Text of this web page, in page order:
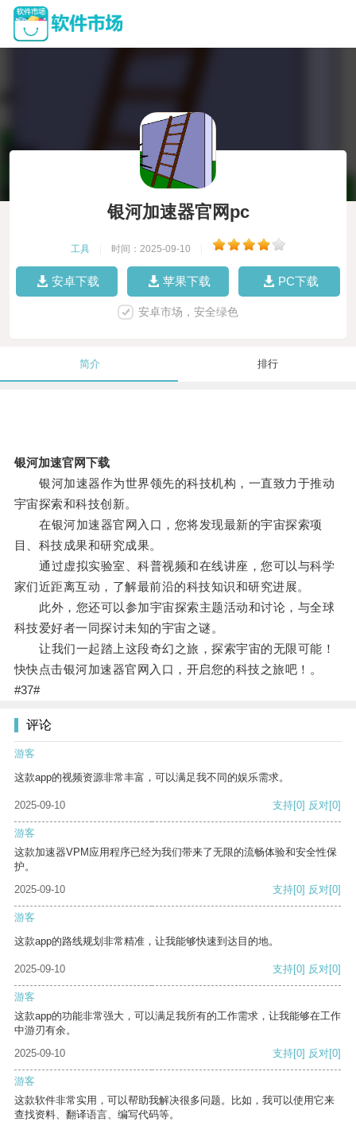
银河加速器官网pc
工具 时间：2025-09-10
安卓下载 苹果下载 PC下载
安卓市场，安全绿色
简介 排行
银河加速官网下载
银河加速器作为世界领先的科技机构，一直致力于推动
宇宙探索和科技创新。
在银河加速器官网入口，您将发现最新的宇宙探索项
目、科技成果和研究成果。
通过虚拟实验室、科普视频和在线讲座，您可以与科学
家们近距离互动，了解最前沿的科技知识和研究进展。
此外，您还可以参加宇宙探索主题活动和讨论，与全球
科技爱好者一同探讨未知的宇宙之谜。
让我们一起踏上这段奇幻之旅，探索宇宙的无限可能！
快快点击银河加速器官网入口，开启您的科技之旅吧！。
#37#
评论
游客
这款app的视频资源非常丰富，可以满足我不同的娱乐需求。
2025-09-10 支持[0] 反对[0]
游客
这款加速器VPM应用程序已经为我们带来了无限的流畅体验和安全性保
护。
2025-09-10
支持[0] 反对[0]
游客
这款app的路线规划非常精准，让我能够快速到达目的地。
2025-09-10 支持[0] 反对[0]
游客
这款app的功能非常强大，可以满足我所有的工作需求，让我能够在工作
中游刃有余。
2025-09-10
支持[0] 反对[0]
游客
这款软件非常实用，可以帮助我解决很多问题。比如，我可以使用它来
查找资料、翻译语言、编写代码等。